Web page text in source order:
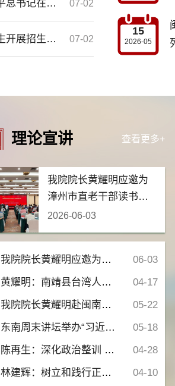
07-02
马克思主义学院师生热议习近平总书记在庆祝 中国共产党成立105周年大会上的重要讲话
07-02
我校厦门片区招生宣传工作师生开展招生宣传调研与校友走访活动
15
2026-05
查看更多+
理论宣讲
我院院长黄耀明应邀为
漳州市直老干部读书班
作专题报告
2026-06-03
06-03
我院院长黄耀明应邀为漳州市直老干部读书班作专题报告
04-17
黄耀明：南靖县台湾人才工作恳谈会暨惠台政策学习会
05-22
我院院长黄耀明赴闽南师大附小作专题讲座
05-18
东南周末讲坛举办“习近平总书记在福建工作期间关于正确政绩观的重要论述和生动实践”专题讲座
04-28
陈再生：深化政治整训 推进强军建设一一基于树立和践行正确政绩观学习教育
04-10
林建辉：树立和践行正确政绩观专题辅导报告